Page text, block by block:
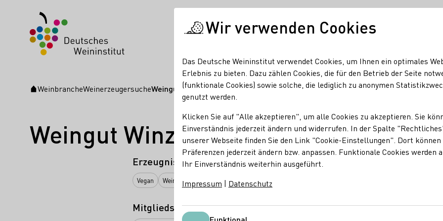
Startseite
WeinbrancheWeinerzeugersucheWeingut Winzerbar
Weingut Winzerbar
Erzeugnisse
Vegan Wein Brände / Destillate
Mitgliedschaften
Wir verwenden Cookies
Das Deutsche Weininstitut verwendet Cookies, um Ihnen ein optimales
Erlebnis zu bieten. Dazu zählen Cookies, die für den Betrieb der Seite
(funktionale Cookies) sowie solche, die lediglich zu anonymen
genutzt werden.
Klicken Sie auf "Alle akzeptieren", um alle Cookies zu akzeptieren. Sie
Einverständnis jederzeit ändern und widerrufen. In der Spalte
unserer Webseite finden Sie den Link "Cookie-Einstellungen". Dort können
Präferenzen jederzeit ändern bzw. anpassen. Funktionale Cookies werden
Ihr Einverständnis weiterhin ausgeführt.
Impressum | Datenschutz